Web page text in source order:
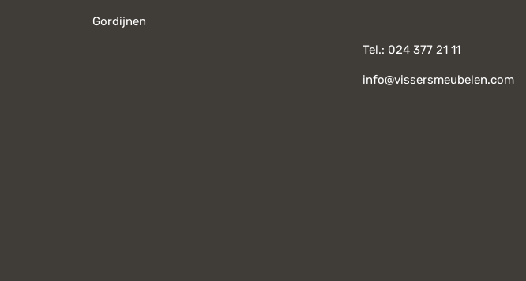
Gordijnen
Tel.: 024 377 21 11
info@vissersmeubelen.com